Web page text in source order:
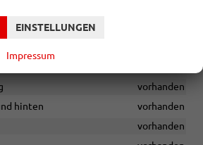
die Zentralverriegelung
Home/Leaving Home Funktion
vorhanden
hinten
vorhanden
vorhanden
EINSTELLUNGEN
Impressum